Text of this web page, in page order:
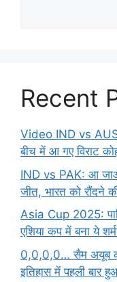
Recent
Video IND vs AUS:
बीच में आ गए विराट
IND vs PAK: आ
जीत, भारत को रौंदने
Asia Cup 2025:
एशिया कप में बना ये
0,0,0,0… सैम अयूब का
इतिहास में पहली बार